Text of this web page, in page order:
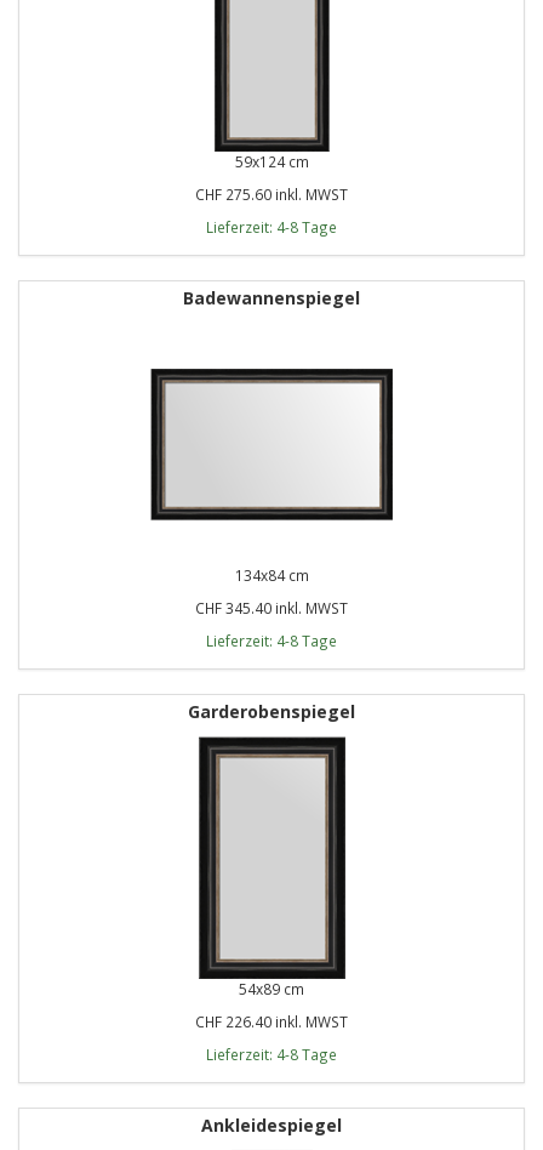
59x124 cm
CHF 275.60 inkl. MWST
Lieferzeit: 4-8 Tage
Badewannenspiegel
134x84 cm
CHF 345.40 inkl. MWST
Lieferzeit: 4-8 Tage
Garderobenspiegel
54x89 cm
CHF 226.40 inkl. MWST
Lieferzeit: 4-8 Tage
Ankleidespiegel